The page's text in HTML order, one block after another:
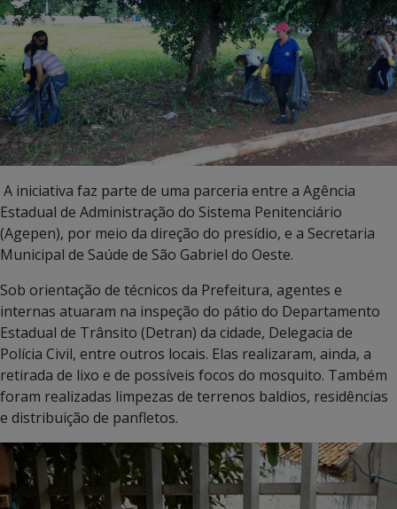
A iniciativa faz parte de uma parceria entre a Agência
Estadual de Administração do Sistema Penitenciário
(Agepen), por meio da direção do presídio, e a Secretaria
Municipal de Saúde de São Gabriel do Oeste.
Sob orientação de técnicos da Prefeitura, agentes e
internas atuaram na inspeção do pátio do Departamento
Estadual de Trânsito (Detran) da cidade, Delegacia de
Polícia Civil, entre outros locais. Elas realizaram, ainda, a
retirada de lixo e de possíveis focos do mosquito. Também
foram realizadas limpezas de terrenos baldios, residências
e distribuição de panfletos.